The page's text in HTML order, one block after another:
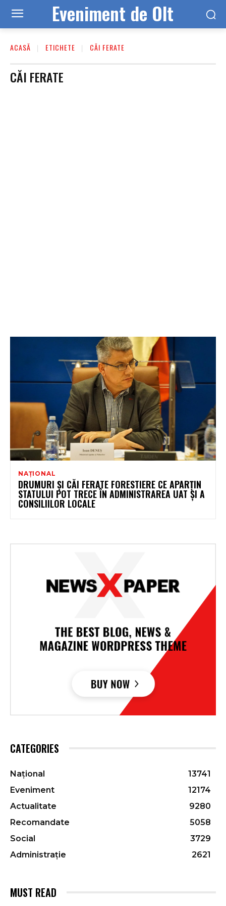
Eveniment de Olt
ACASĂ ETICHETE CĂI FERATE
CĂI FERATE
NAȚIONAL
DRUMURI ŞI CĂI FERATE FORESTIERE CE APARŢIN
STATULUI POT TRECE ÎN ADMINISTRAREA UAT ŞI A
CONSILIILOR LOCALE
CATEGORIES
Național
13741
Eveniment
12174
Actualitate
9280
Recomandate
5058
Social
3729
Administrație
2621
MUST READ